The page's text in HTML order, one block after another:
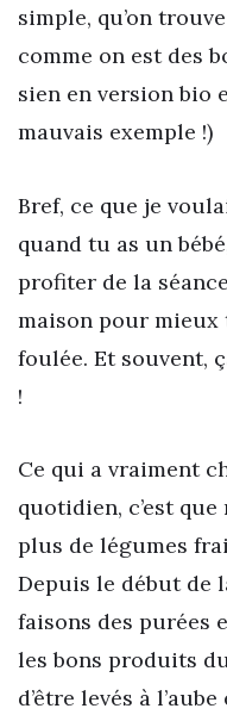
simple, qu’on
comme on est des
sien en version bio
mauvais exemple !)
Bref, ce que je
quand tu as un
profiter de la
maison pour
foulée. Et souvent,
!
Ce qui a vraiment
quotidien, c’est
plus de légumes
Depuis le début de
faisons des purées
les bons produits
d’être levés à